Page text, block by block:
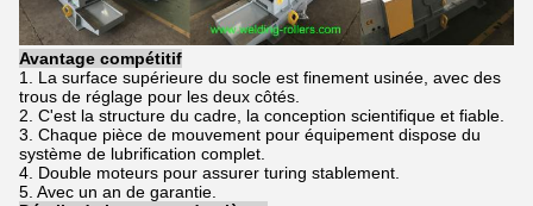
Avantage compétitif
1. La surface supérieure du socle est finement usinée, avec des
trous de réglage pour les deux côtés.
2. C'est la structure du cadre, la conception scientifique et fiable.
3. Chaque pièce de mouvement pour équipement dispose du
système de lubrification complet.
4. Double moteurs pour assurer turing stablement.
5. Avec un an de garantie.